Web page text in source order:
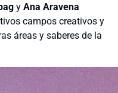
y Ana Aravena
campos creativos y
áreas y saberes de la